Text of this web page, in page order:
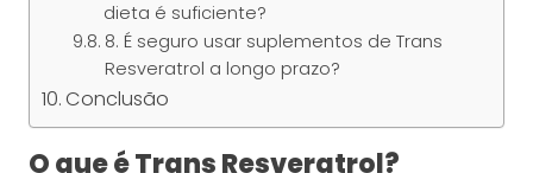
dieta é suficiente?
8. É seguro usar suplementos de Trans
Resveratrol a longo prazo?
Conclusão
O que é Trans Resveratrol?